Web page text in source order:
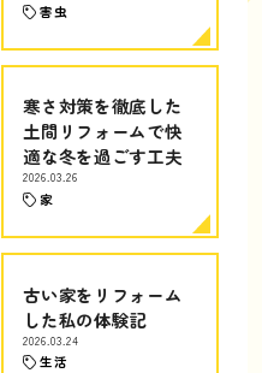
害虫
寒さ対策を徹底した
土間リフォームで快
適な冬を過ごす工夫
2026.03.26
家
古い家をリフォーム
した私の体験記
2026.03.24
生活